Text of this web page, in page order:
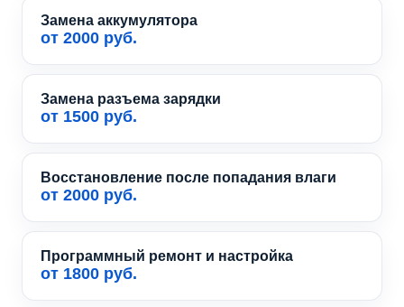
Замена аккумулятора
от 2000 руб.
Замена разъема зарядки
от 1500 руб.
Восстановление после попадания влаги
от 2000 руб.
Программный ремонт и настройка
от 1800 руб.